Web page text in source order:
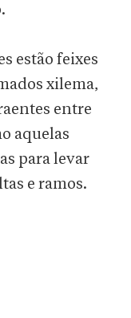
estão feixes
xilema,
entre
aquelas
para levar
e ramos.